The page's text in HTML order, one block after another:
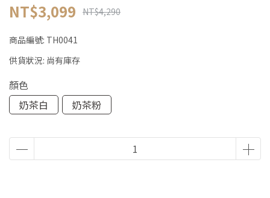
NT$3,099 NT$4,290
商品編號: TH0041
供貨狀況: 尚有庫存
顏色
奶茶白
奶茶粉